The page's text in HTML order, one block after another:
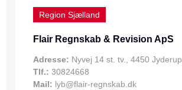
Region Sjælland
Flair Regnskab & Revision ApS
Adresse: Nyvej 14 st. tv., 4450 Jyderup
Tlf.: 30824668
Mail: lyb@flair-regnskab.dk